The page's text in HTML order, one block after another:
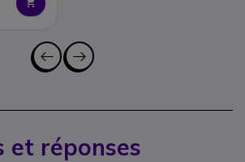
et réponses